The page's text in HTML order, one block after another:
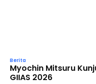
Berita
Myochin Mitsuru
GIIAS 2026